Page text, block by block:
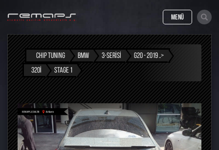
MENÜ
CHIP TUNING BMW 3-SERISI
G20 - 2019 ..>
320I
STAGE 1